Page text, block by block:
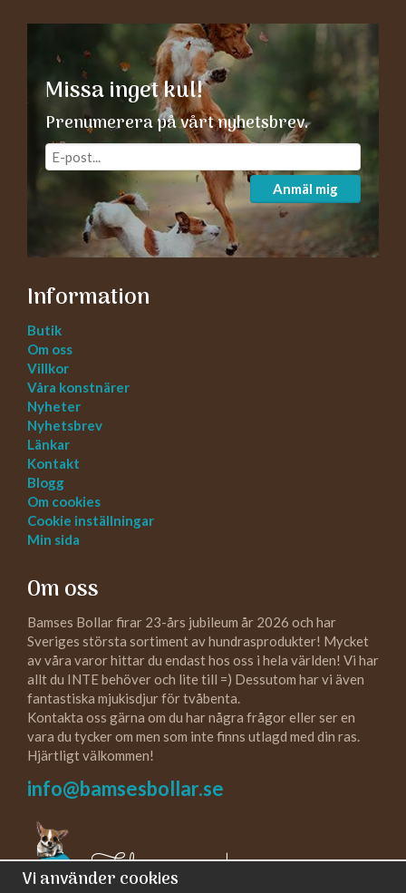
Missa inget kul!
Prenumerera på vårt nyhetsbrev.
Anmäl mig
Information
Butik
Om oss
Villkor
Våra konstnärer
Nyheter
Nyhetsbrev
Länkar
Kontakt
Blogg
Om cookies
Cookie inställningar
Min sida
Om oss
Bamses Bollar firar 23-års jubileum år 2026 och har
Sveriges största sortiment av hundrasprodukter! Mycket
av våra varor hittar du endast hos oss i hela världen! Vi har
allt du INTE behöver och lite till =) Dessutom har vi även
fantastiska mjukisdjur för tvåbenta.
Kontakta oss gärna om du har några frågor eller ser en
vara du tycker om men som inte finns utlagd med din ras.
Hjärtligt välkommen!
info@bamsesbollar.se
Följ oss gärna!
Vi använder cookies